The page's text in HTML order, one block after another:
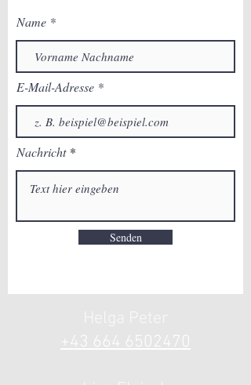
Name
E-Mail-Adresse
Nachricht
Senden
+43 664 6502470